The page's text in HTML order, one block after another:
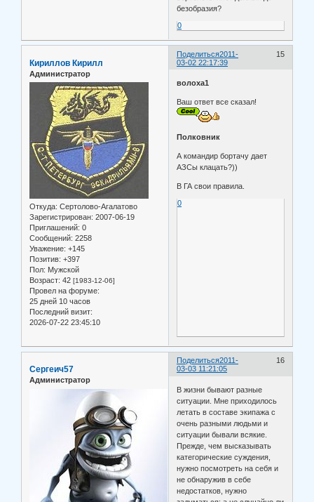
безобразия?
0
Поделиться 15
2011-
03-02 22:17:39
Кириллов Кирилл
Администратор
Откуда: Сертолово-Агалатово
Зарегистрирован: 2007-06-19
Приглашений: 0
Сообщений: 2258
Уважение: +145
Позитив: +397
Пол: Мужской
Возраст: 42 [1983-12-06]
Провел на форуме:
25 дней 10 часов
Последний визит:
2026-07-22 23:45:10
волоха1
Ваш ответ все сказал!
Полковник
А командир бортачу дает
АЗСы клацать?))
В ГА свои правила.
0
Поделиться 16
2011-
03-03 11:21:05
Сергеич57
Администратор
В жизни бывают разные
ситуации. Мне приходилось
летать в составе экипажа с
очень разными людьми и
ситуации бывали всякие.
Прежде, чем высказывать
категорические суждения,
нужно посмотреть на себя и
не обнаружив в себе
недостатков, нужно